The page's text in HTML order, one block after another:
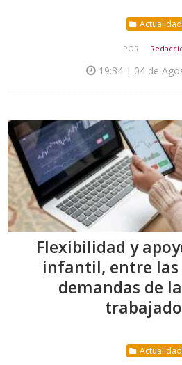
Actualidad
POR
19:34 | 04 de
Flexibilidad y
infantil, entre
demandas de
Actualidad